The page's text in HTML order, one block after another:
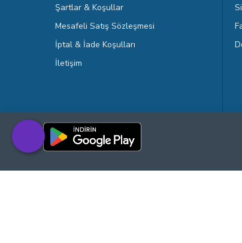
Şartlar & Koşullar
Mesafeli Satış Sözleşmesi
İptal & İade Koşulları
İletişim